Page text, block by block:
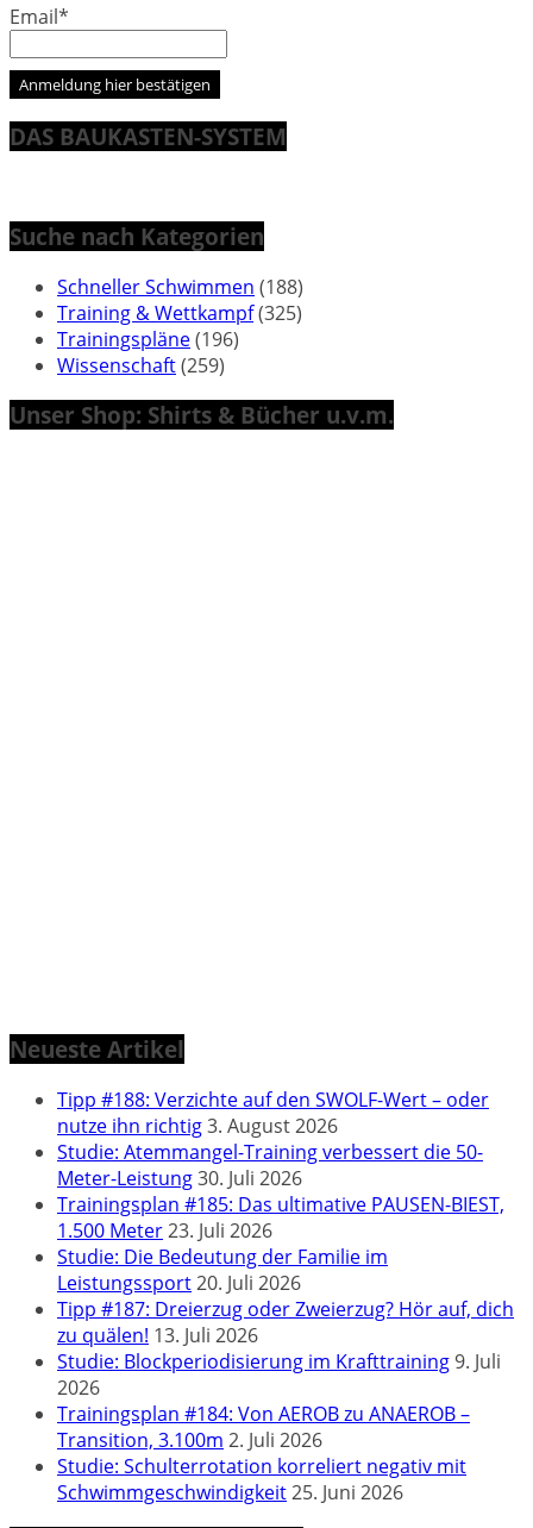
Email*
DAS BAUKASTEN-SYSTEM
Suche nach Kategorien
Schneller Schwimmen (188)
Training & Wettkampf(325)
Trainingspläne(196)
Wissenschaft(259)
Unser Shop: Shirts & Bücher u.v.m.
Neueste Artikel
Tipp #188: Verzichte auf den SWOLF-Wert – oder
nutze ihn richtig3. August 2026
Studie: Atemmangel-Training verbessert die 50-
Meter-Leistung30. Juli 2026
Trainingsplan #185: Das ultimative PAUSEN-BIEST,
1.500 Meter23. Juli 2026
Studie: Die Bedeutung der Familie im
Leistungssport20. Juli 2026
Tipp #187: Dreierzug oder Zweierzug? Hör auf, dich
zu quälen! 13. Juli 2026
Studie: Blockperiodisierung im Krafttraining9. Juli
2026
Trainingsplan #184: Von AEROB zu ANAEROB –
Transition, 3.100m 2. Juli 2026
Studie: Schulterrotation korreliert negativ mit
Schwimmgeschwindigkeit25. Juni 2026